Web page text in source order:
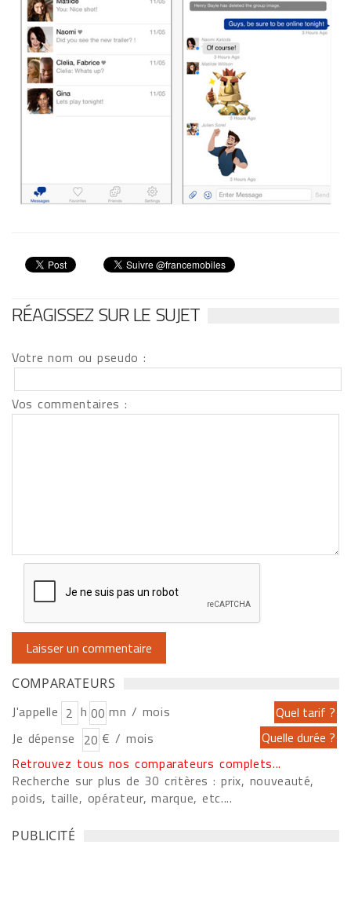
RÉAGISSEZ SUR LE SUJET
Votre nom ou pseudo :
Vos commentaires :
COMPARATEURS
J'appelle h
mn / mois
Je dépense
€ / mois
Retrouvez tous nos comparateurs complets...
Recherche sur plus de 30 critères : prix, nouveauté,
poids, taille, opérateur, marque, etc....
PUBLICITÉ